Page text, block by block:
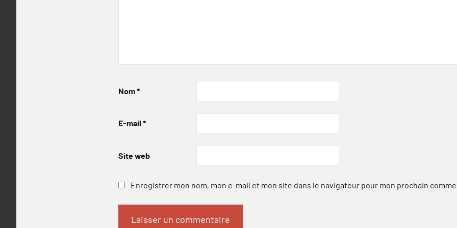
Nom*
E-mail *
Site web
Enregistrer mon nom, mon e-mail et mon site dans le navigateur pour mon prochain